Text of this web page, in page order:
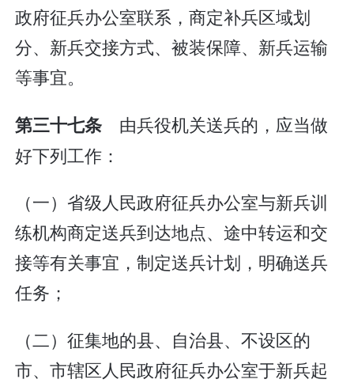
政府征兵办公室联系，商定补兵区域划
分、新兵交接方式、被装保障、新兵运输
等事宜。
第三十七条 由兵役机关送兵的，应当做
好下列工作：
（一）省级人民政府征兵办公室与新兵训
练机构商定送兵到达地点、途中转运和交
接等有关事宜，制定送兵计划，明确送兵
任务；
（二）征集地的县、自治县、不设区的
市、市辖区人民政府征兵办公室于新兵起